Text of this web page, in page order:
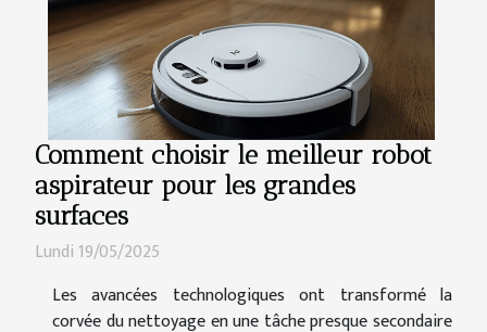
Comment choisir le meilleur robot
aspirateur pour les grandes
surfaces
Lundi 19/05/2025
Les avancées technologiques ont transformé la
corvée du nettoyage en une tâche presque secondaire